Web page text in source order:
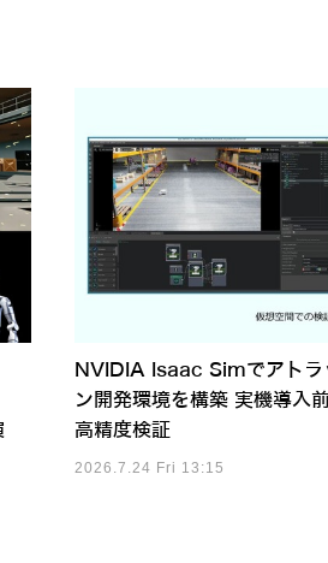
NVIDIA Isaac Simでアトラ
ン開発環境を構築 実機導入
高精度検証
2026.7.24 Fri 13:15